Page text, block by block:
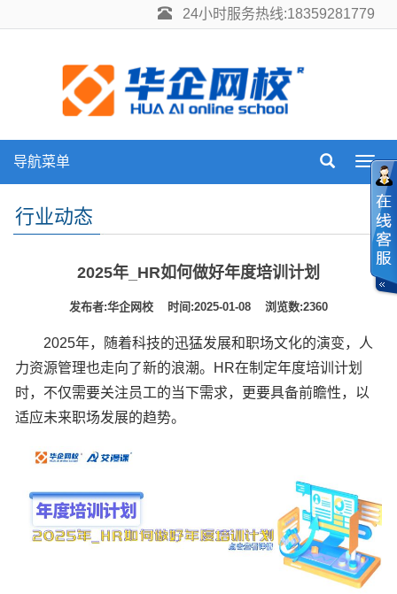
24小时服务热线:18359281779
导航菜单
行业动态
2025年_HR如何做好年度培训计划
发布者:华企网校 时间:2025-01-08 浏览数:2360
2025年，随着科技的迅猛发展和职场文化的演变，人
力资源管理也走向了新的浪潮。HR在制定年度培训计划
时，不仅需要关注员工的当下需求，更要具备前瞻性，以
适应未来职场发展的趋势。